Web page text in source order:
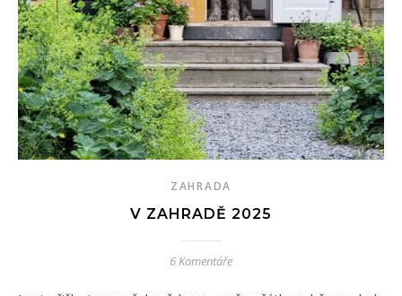
ZAHRADA
V ZAHRADĚ 2025
6 Komentáře